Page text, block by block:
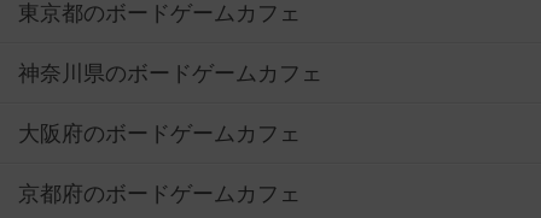
東京都のボードゲームカフェ
神奈川県のボードゲームカフェ
大阪府のボードゲームカフェ
京都府のボードゲームカフェ